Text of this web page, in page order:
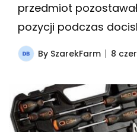
przedmiot
pozycji podczas
By SzarekFarm 8